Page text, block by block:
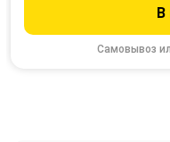
Самовывоз
В